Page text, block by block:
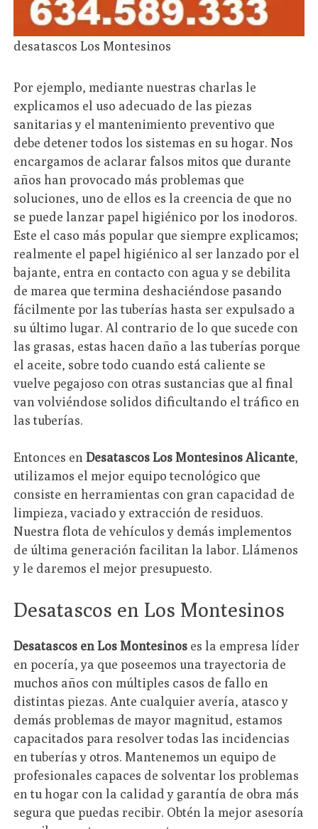
desatascos Los Montesinos
Por ejemplo, mediante nuestras charlas le
explicamos el uso adecuado de las piezas
sanitarias y el mantenimiento preventivo que
debe detener todos los sistemas en su hogar. Nos
encargamos de aclarar falsos mitos que durante
años han provocado más problemas que
soluciones, uno de ellos es la creencia de que no
se puede lanzar papel higiénico por los inodoros.
Este el caso más popular que siempre explicamos;
realmente el papel higiénico al ser lanzado por el
bajante, entra en contacto con agua y se debilita
de marea que termina deshaciéndose pasando
fácilmente por las tuberías hasta ser expulsado a
su último lugar. Al contrario de lo que sucede con
las grasas, estas hacen daño a las tuberías porque
el aceite, sobre todo cuando está caliente se
vuelve pegajoso con otras sustancias que al final
van volviéndose solidos dificultando el tráfico en
las tuberías.
Entonces enDesatascos Los Montesinos Alicante,
utilizamos el mejor equipo tecnológico que
consiste en herramientas con gran capacidad de
limpieza, vaciado y extracción de residuos.
Nuestra flota de vehículos y demás implementos
de última generación facilitan la labor. Llámenos
y le daremos el mejor presupuesto.
Desatascos en Los Montesinos
Desatascos en Los Montesinos es la empresa líder
en pocería, ya que poseemos una trayectoria de
muchos años con múltiples casos de fallo en
distintas piezas. Ante cualquier avería, atasco y
demás problemas de mayor magnitud, estamos
capacitados para resolver todas las incidencias
en tuberías y otros. Mantenemos un equipo de
profesionales capaces de solventar los problemas
en tu hogar con la calidad y garantía de obra más
segura que puedas recibir. Obtén la mejor asesoría